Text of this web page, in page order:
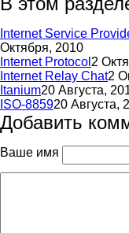
Internet Service
Октября, 2010
Internet Protocol 2
Internet Relay Chat2
Itanium20 Августа,
ISO-885920 Августа,
Добавить
Ваше имя